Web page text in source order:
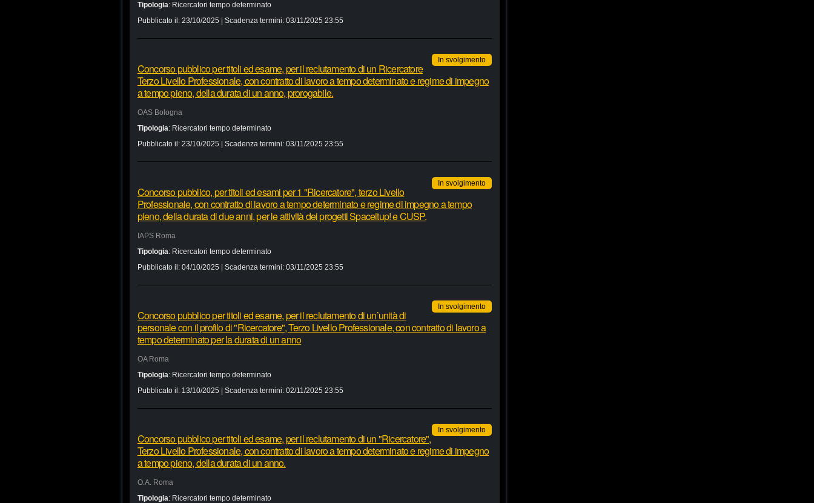
Tipologia: Ricercatori tempo determinato
Pubblicato il: 23/10/2025 | Scadenza termini: 03/11/2025 23:55
In svolgimento
Concorso pubblico per titoli ed esame, per il reclutamento di un Ricercatore
Terzo Livello Professionale, con contratto di lavoro a tempo determinato e regime di impegno
a tempo pieno, della durata di un anno, prorogabile.
OAS Bologna
Tipologia: Ricercatori tempo determinato
Pubblicato il: 23/10/2025 | Scadenza termini: 03/11/2025 23:55
In svolgimento
Concorso pubblico, per titoli ed esami per 1 "Ricercatore", terzo Livello
Professionale, con contratto di lavoro a tempo determinato e regime di impegno a tempo
pieno, della durata di due anni, per le attività dei progetti Spaceitup! e CUSP.
IAPS Roma
Tipologia: Ricercatori tempo determinato
Pubblicato il: 04/10/2025 | Scadenza termini: 03/11/2025 23:55
In svolgimento
Concorso pubblico per titoli ed esame, per il reclutamento di un’unità di
personale con il profilo di "Ricercatore", Terzo Livello Professionale, con contratto di lavoro a
tempo determinato per la durata di un anno
OA Roma
Tipologia: Ricercatori tempo determinato
Pubblicato il: 13/10/2025 | Scadenza termini: 02/11/2025 23:55
In svolgimento
Concorso pubblico per titoli ed esame, per il reclutamento di un "Ricercatore",
Terzo Livello Professionale, con contratto di lavoro a tempo determinato e regime di impegno
a tempo pieno, della durata di un anno.
O.A. Roma
Tipologia: Ricercatori tempo determinato